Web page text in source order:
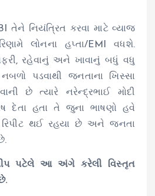
તેને નિયંત્રિત કરવા માટે વ્યાજ
લોનના હપ્તા/EMI વધશે.
રહેવાનું અને ખાવાનું બધું વધુ
પડવાથી જનતાના ખિસ્સા
છે ત્યારે નરેન્દ્રભાઈ મોદી
દેતા હતા તે જુના ભાષણો હવે
રિપીટ થઈ રહયા છે અને જનતા
પટેલે આ અંગે કરેલી વિસ્તૃત